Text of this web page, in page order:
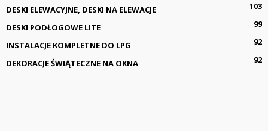
DESKI ELEWACYJNE, DESKI NA ELEWACJE
103
DESKI PODŁOGOWE LITE
99
INSTALACJE KOMPLETNE DO LPG
92
DEKORACJE ŚWIĄTECZNE NA OKNA
92